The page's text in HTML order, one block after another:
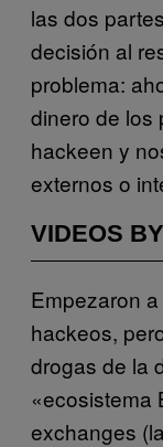
las dos
decisión al
problema:
dinero de los
hackeen y
externos o
VIDEOS
Empezaron
hackeos,
drogas de la
«ecosistema
exchanges